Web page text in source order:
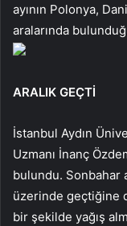
ayının Polonya,
aralarında
ARALIK GEÇTİ
İstanbul Aydın
Uzmanı İnanç
bulundu. Sonbahar
üzerinde geçtiğine
bir şekilde yağış